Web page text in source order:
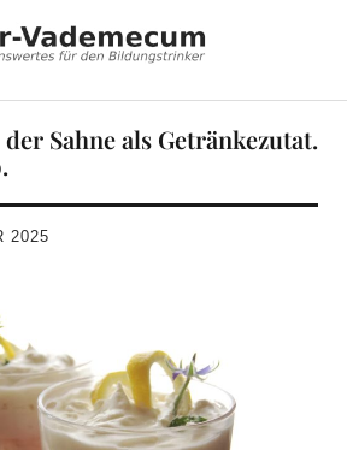
Sahne als Getränkezutat.
2025